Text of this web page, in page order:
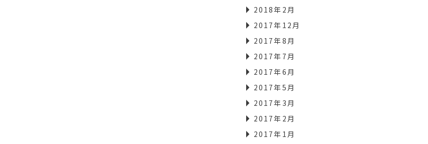
2018年2月
2017年12月
2017年8月
2017年7月
2017年6月
2017年5月
2017年3月
2017年2月
2017年1月